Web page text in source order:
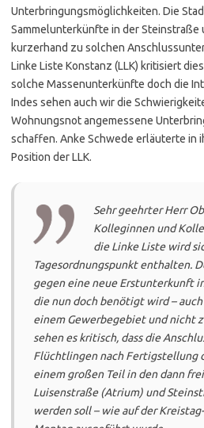
Unterbringungsmöglichkeiten. Die
Sammelunterkünfte in der Steinstraße
kurzerhand zu solchen
Linke Liste Konstanz (LLK) kritisiert
solche Massenunterkünfte doch die
Indes sehen auch wir die
Wohnungsnot angemessene
schaffen. Anke Schwede erläuterte in
Position der LLK.
Sehr geehrter Herr
Kolleginnen und
die Linke Liste wird
Tagesordnungspunkt enthalten.
gegen eine neue Erstunterkunft
die nun doch benötigt wird –
einem Gewerbegebiet und nicht
sehen es kritisch, dass die
Flüchtlingen nach Fertigstellung
einem großen Teil in den dann
Luisenstraße (Atrium) und
werden soll – wie auf der